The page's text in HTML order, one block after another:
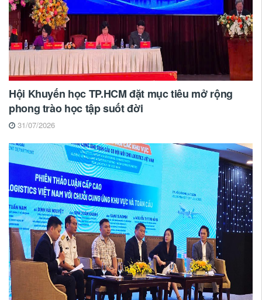
Hội Khuyến học TP.HCM đặt mục tiêu mở rộng
phong trào học tập suốt đời
31/07/2026